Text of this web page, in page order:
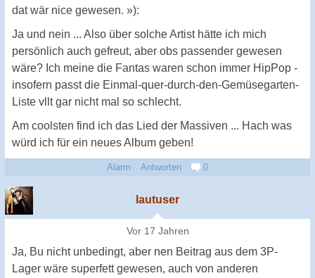
dat wär nice gewesen. »):
Ja und nein ... Also über solche Artist hätte ich mich
persönlich auch gefreut, aber obs passender gewesen
wäre? Ich meine die Fantas waren schon immer HipPop -
insofern passt die Einmal-quer-durch-den-Gemüsegarten-
Liste vllt gar nicht mal so schlecht.
Am coolsten find ich das Lied der Massiven ... Hach was
würd ich für ein neues Album geben!
Alarm Antworten 0
lautuser
Vor 17 Jahren
Ja, Bu nicht unbedingt, aber nen Beitrag aus dem 3P-
Lager wäre superfett gewesen, auch von anderen